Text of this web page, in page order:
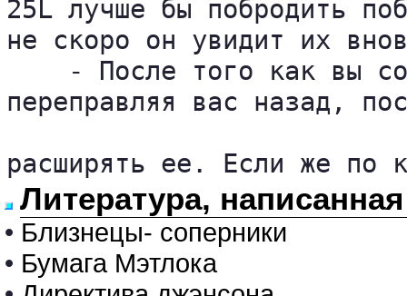
25L лучше бы побродить
не скоро он увидит их
- После того как вы
переправляя вас назад,
расширять ее. Если же по
Литература,
• Близнецы- соперники
• Бумага Мэтлока